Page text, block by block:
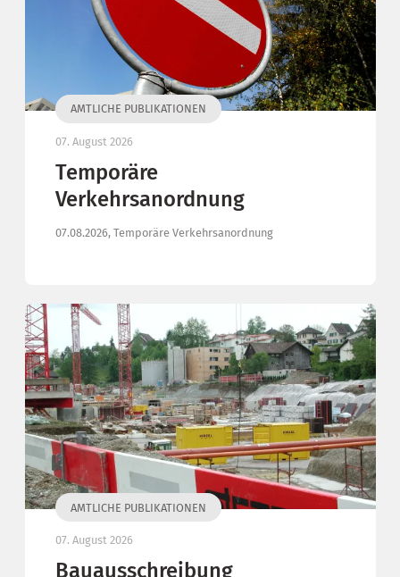
AMTLICHE PUBLIKATIONEN
07. August 2026
Temporäre
Verkehrsanordnung
07.08.2026, Temporäre Verkehrsanordnung
AMTLICHE PUBLIKATIONEN
07. August 2026
Bauausschreibung